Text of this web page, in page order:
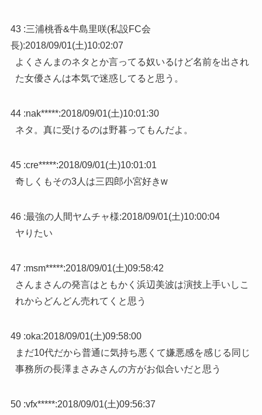
43 :三浦桃香&牛島里咲(私設FC会
長):2018/09/01(土)10:02:07
よくさんまのネタとか言ってる奴いるけど名前を出され
た女優さんは本気で迷惑してると思う。
44 :nak*****:2018/09/01(土)10:01:30
ネタ。真に受けるのは野暮ってもんだよ。
45 :cre*****:2018/09/01(土)10:01:01
奇しくもその3人は三四郎小宮好きw
46 :最強の人間ヤムチャ様:2018/09/01(土)10:00:04
ヤりたい
47 :msm*****:2018/09/01(土)09:58:42
さんまさんの発言はともかく浜辺美波は演技上手いしこ
れからどんどん売れてくと思う
49 :oka:2018/09/01(土)09:58:00
まだ10代だから普通に気持ち悪くて嫌悪感を感じる同じ
事務所の長澤まさみさんの方がお似合いだと思う
50 :vfx*****:2018/09/01(土)09:56:37